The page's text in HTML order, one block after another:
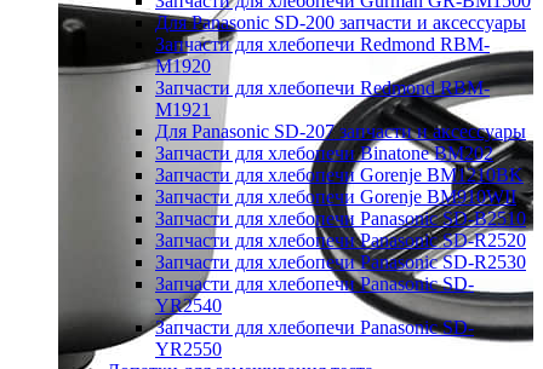
Для Panasonic SD-200 запчасти и аксессуары
Запчасти для хлебопечи Redmond RBM-
M1920
Запчасти для хлебопечи Redmond RBM-
M1921
Для Panasonic SD-207 запчасти и аксессуары
Запчасти для хлебопечи Binatone BM202
Запчасти для хлебопечи Gorenje BM1210BK
Запчасти для хлебопечи Gorenje BM910WII
Запчасти для хлебопечи Panasonic SD-B2510
Запчасти для хлебопечи Panasonic SD-R2520
Запчасти для хлебопечи Panasonic SD-R2530
Запчасти для хлебопечи Panasonic SD-
YR2540
Запчасти для хлебопечи Panasonic SD-
YR2550